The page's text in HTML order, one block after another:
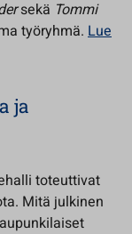
sekä Tommi
työryhmä. Lue
ja
toteuttivat
Mitä julkinen